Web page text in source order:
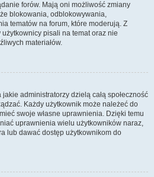
forów. Mają oni możliwość zmiany
blokowania, odblokowywania,
tematów na forum, które moderują. Z
pisali na temat oraz nie
materiałów.
administratorzy dzielą całą społeczność
Każdy użytkownik może należeć do
swoje własne uprawnienia. Dzięki temu
uprawnienia wielu użytkowników naraz,
lub dawać dostęp użytkownikom do